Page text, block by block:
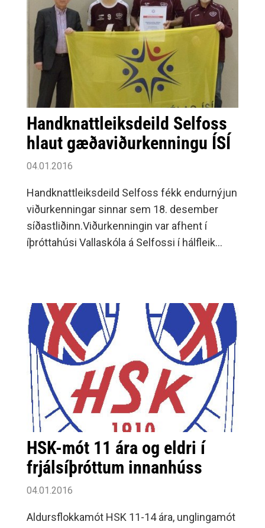
Handknattleiksdeild Selfoss
hlaut gæðaviðurkenningu ÍSÍ
04.01.2016
Handknattleiksdeild Selfoss fékk endurnýjun
viðurkenningar sinnar sem 18. desember
síðastliðinn.Viðurkenningin var afhent í
íþróttahúsi Vallaskóla á Selfossi í hálfleik
HSK-mót 11 ára og eldri í
frjálsíþróttum innanhúss
04.01.2016
Aldursflokkamót HSK 11-14 ára, unglingamót